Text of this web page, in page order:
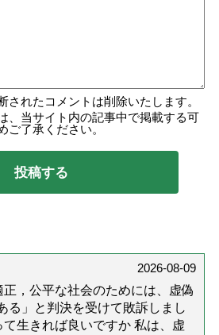
されたコメントは削除いたします。
、当サイト内の記事中で掲載する可
ご了承ください。
2026-08-09
，公平な社会のためには、虚偽
る」と判決を受けて敗訴しまし
きれば良いですか 私は、虚